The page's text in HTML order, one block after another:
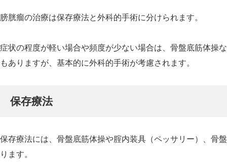
膀胱瘤の治療は保存療法と外科的手術に分けられます。
症状の程度が軽い場合や頻度が少ない場合は、骨盤底筋体操
もありますが、基本的に外科的手術が考慮されます。
保存療法
保存療法には、骨盤底筋体操や腟内装具（ペッサリー）、骨
ります。